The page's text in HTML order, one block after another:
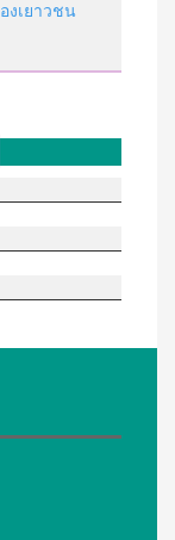
งเยาวชน